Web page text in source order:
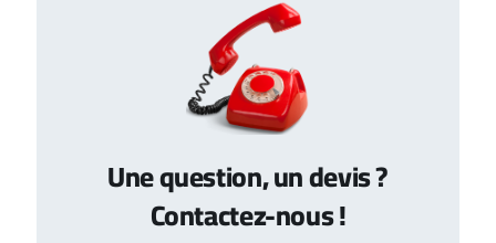
Une question, un devis ?
Contactez-nous !